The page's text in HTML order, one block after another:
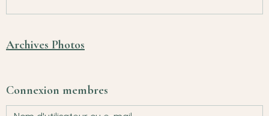
Archives Photos
Connexion membres